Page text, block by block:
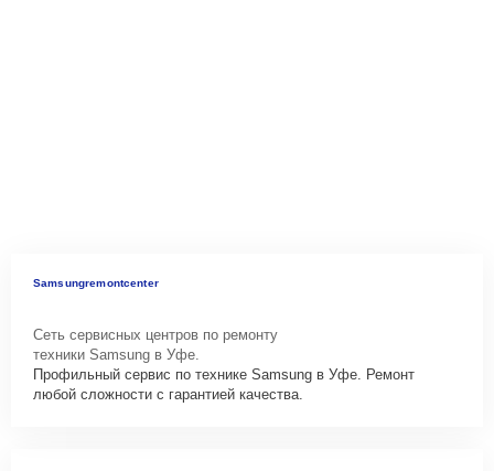
Samsungremontcenter
Сеть сервисных центров по ремонту
техники Samsung в Уфе.
Профильный сервис по технике Samsung в Уфе. Ремонт
любой сложности с гарантией качества.